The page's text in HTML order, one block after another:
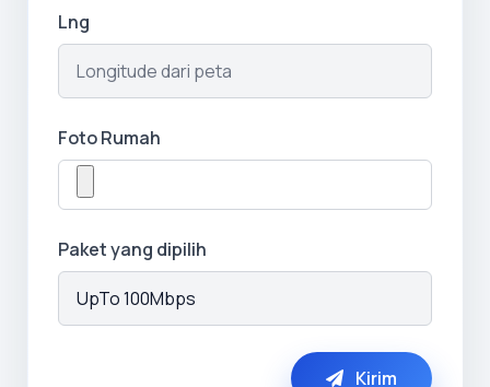
Lng
Foto Rumah
Paket yang dipilih
Kirim